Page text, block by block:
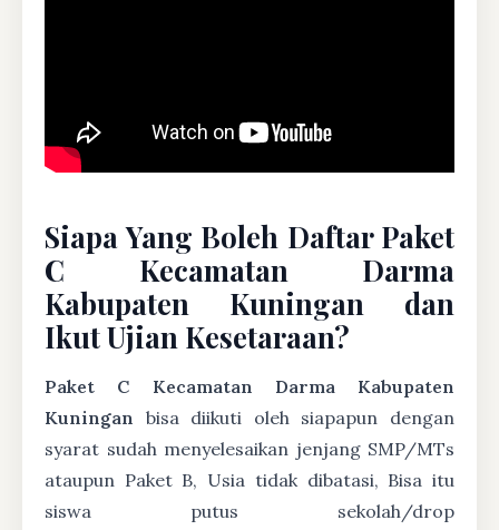
Siapa Yang Boleh Daftar Paket
C Kecamatan Darma
Kabupaten Kuningan dan
Ikut Ujian Kesetaraan?
Paket C Kecamatan Darma Kabupaten
Kuningan bisa diikuti oleh siapapun dengan
syarat sudah menyelesaikan jenjang SMP/MTs
ataupun Paket B, Usia tidak dibatasi, Bisa itu
siswa putus sekolah/drop